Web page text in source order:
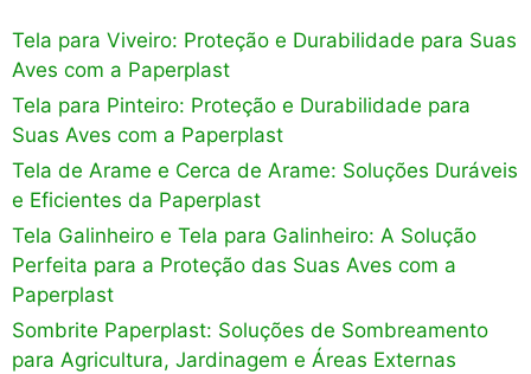
Tela para Viveiro: Proteção e Durabilidade para Suas
Aves com a Paperplast
Tela para Pinteiro: Proteção e Durabilidade para
Suas Aves com a Paperplast
Tela de Arame e Cerca de Arame: Soluções Duráveis
e Eficientes da Paperplast
Tela Galinheiro e Tela para Galinheiro: A Solução
Perfeita para a Proteção das Suas Aves com a
Paperplast
Sombrite Paperplast: Soluções de Sombreamento
para Agricultura, Jardinagem e Áreas Externas